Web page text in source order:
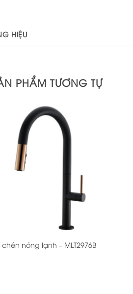
HIỆU
PHẨM TƯƠNG TỰ
chén nóng lạnh – MLT2976B